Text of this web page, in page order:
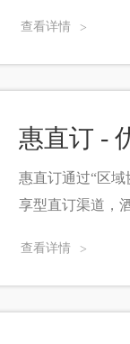
本订单，逐渐降
查看详情 >
惠直订 -
惠直订通过“区
享型直订渠道，
和管理效率。
查看详情 >